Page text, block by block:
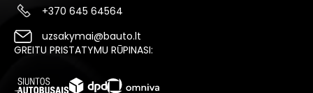
+370 645 64564
uzsakymai@bauto.lt
GREITU PRISTATYMU RŪPINASI: